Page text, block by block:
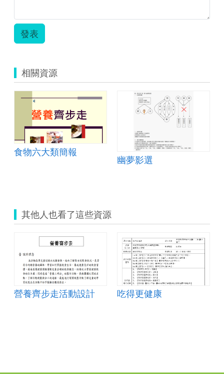
發表
相關資源
食物六大類簡報
幽夢影選
其他人也看了這些資源
營養齊步走活動設計 吃得更健康